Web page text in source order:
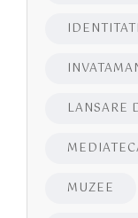
LANSARE
MUZEE